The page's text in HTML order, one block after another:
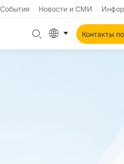
События Новости и СМИ
Контакты